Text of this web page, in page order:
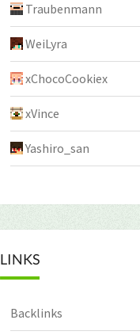
Traubenmann
WeiLyra
xChocoCookiex
xVince
Yashiro_san
LINKS
Backlinks